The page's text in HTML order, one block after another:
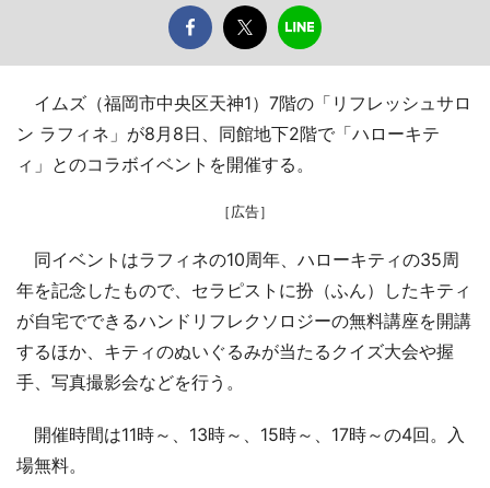
イムズ（福岡市中央区天神1）7階の「リフレッシュサロ
ン ラフィネ」が8月8日、同館地下2階で「ハローキテ
ィ」とのコラボイベントを開催する。
［広告］
同イベントはラフィネの10周年、ハローキティの35周
年を記念したもので、セラピストに扮（ふん）したキティ
が自宅でできるハンドリフレクソロジーの無料講座を開講
するほか、キティのぬいぐるみが当たるクイズ大会や握
手、写真撮影会などを行う。
開催時間は11時～、13時～、15時～、17時～の4回。入
場無料。